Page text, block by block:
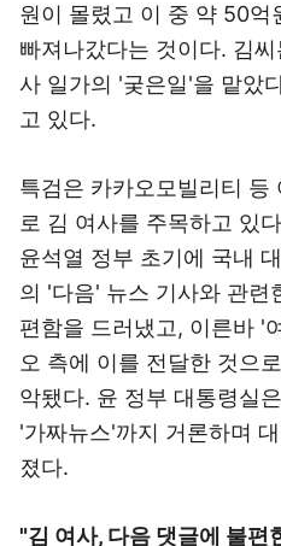
원이 몰렸고 이 중 약 50억
빠져나갔다는 것이다. 김
사 일가의 '궂은일'을 맡았
고 있다.
특검은 카카오모빌리티 등
로 김 여사를 주목하고 있
윤석열 정부 초기에 국내
의 '다음' 뉴스 기사와 관련
편함을 드러냈고, 이른바 '
오 측에 이를 전달한 것으
악됐다. 윤 정부 대통령실
'가짜뉴스'까지 거론하며
졌다.
"김 여사, 다음 댓글에 불편